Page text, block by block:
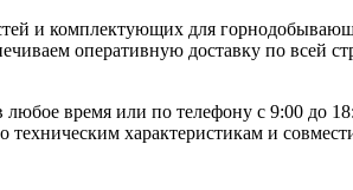
и комплектующих для
оперативную доставку по всей
время или по телефону с 9:00 до
характеристикам и